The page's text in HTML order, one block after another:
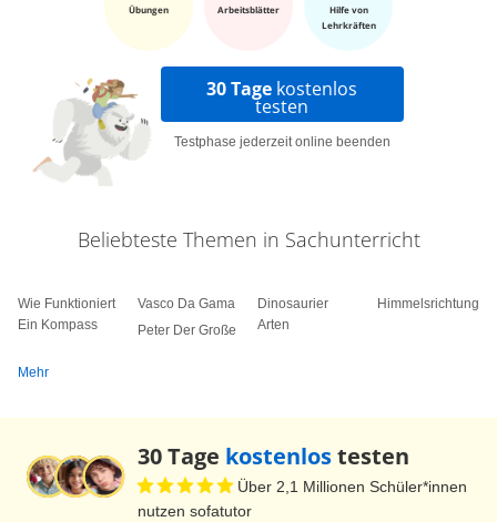
Übungen Arbeitsblätter
Hilfe von
Lehrkräften
30 Tage kostenlos
testen
Testphase jederzeit online beenden
Beliebteste Themen in Sachunterricht
Wie Funktioniert
Ein Kompass
Vasco Da Gama
Peter Der Große
Dinosaurier
Arten
Himmelsrichtungen
Mehr
30 Tage kostenlostesten
Über 2,1 Millionen Schüler*innen
nutzen sofatutor